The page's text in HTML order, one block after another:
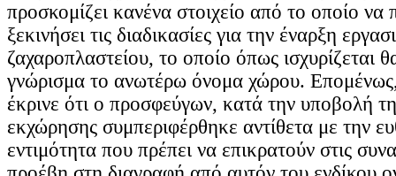
προσκομίζει κανένα στοιχείο από το οποίο να
ξεκινήσει τις διαδικασίες για την έναρξη
ζαχαροπλαστείου, το οποίο όπως ισχυρίζεται
γνώρισμα το ανωτέρω όνομα χώρου.
έκρινε ότι ο προσφεύγων, κατά την υποβολή
εκχώρησης συμπεριφέρθηκε αντίθετα με την
εντιμότητα που πρέπει να επικρατούν στις